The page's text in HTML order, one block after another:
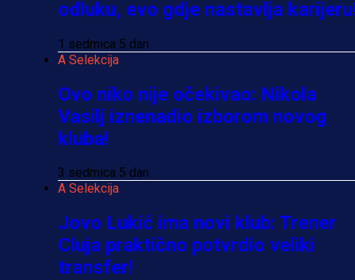
odluku, evo gdje nastavlja
1 sedmica 5 dan
A Selekcija
Ovo niko nije očekivao: Nikola
Vasilj iznenadio izborom novog
kluba!
3 sedmica 5 dan
A Selekcija
Jovo Lukić ima novi klub: Trener
Cluja praktično potvrdio veliki
transfer!